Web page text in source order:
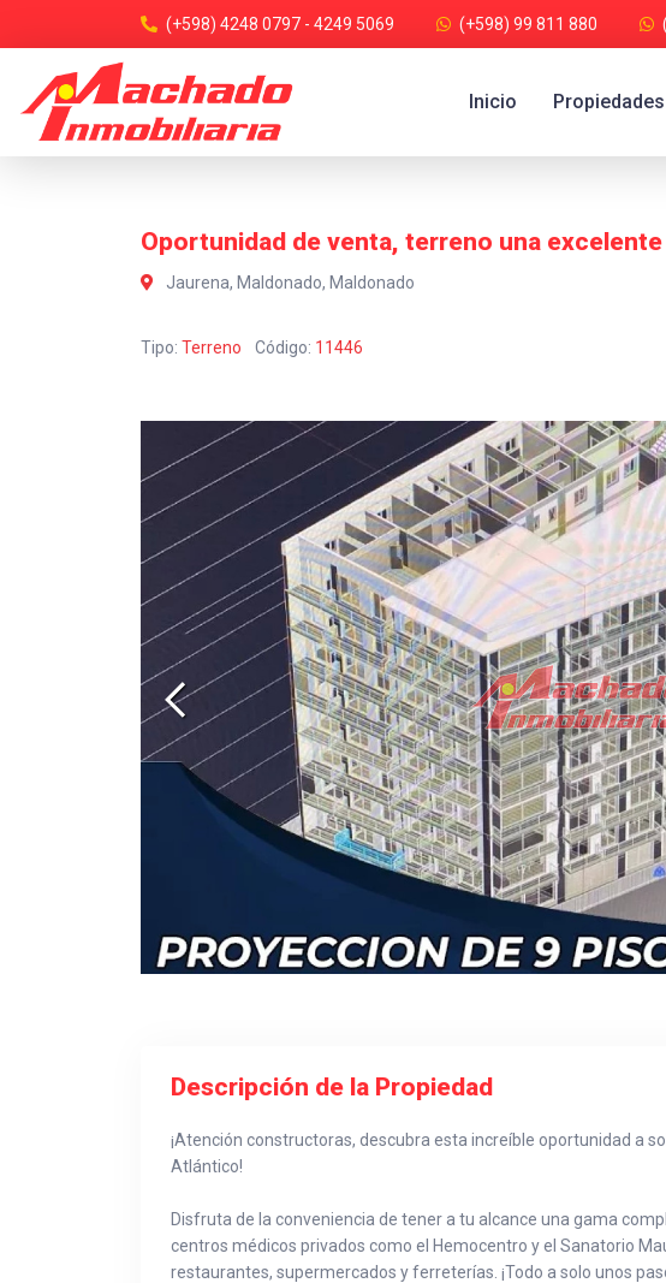
(+598) 4248 0797 - 4249 5069 (+598) 99 811 880
Inicio Propiedades
Oportunidad de venta, terreno una
Jaurena, Maldonado, Maldonado
Tipo: Terreno Código: 11446
Descripción de la Propiedad
¡Atención constructoras, descubra esta increíble oportunidad a
Atlántico!
Disfruta de la conveniencia de tener a tu alcance una gama
centros médicos privados como el Hemocentro y el Sanatorio
restaurantes, supermercados y ferreterías. ¡Todo a solo unos